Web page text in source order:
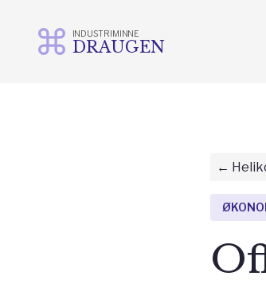
INDUSTRIMINNE
DRAUGEN